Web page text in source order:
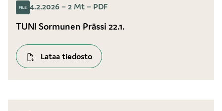
4.2.2026 – 2 Mt – PDF
TUNI Sormunen Prässi 22.1.
Lataa tiedosto